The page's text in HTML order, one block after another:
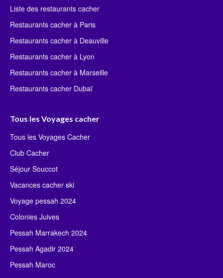
Liste des restaurants cacher
Restaurants cacher à Paris
Restaurants cacher à Deauville
Restaurants cacher à Lyon
Restaurants cacher à Marseille
Restaurants cacher Dubaï
Tous les Voyages cacher
Tous les Voyages Cacher
Club Cacher
Séjour Souccot
Vacances cacher ski
Voyage pessah 2024
Colonies Juives
Pessah Marrakech 2024
Pessah Agadir 2024
Pessah Maroc